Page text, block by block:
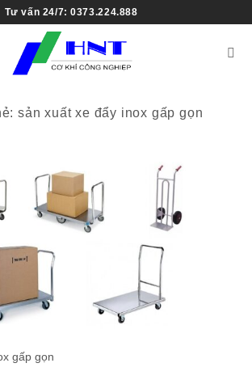
Tư vấn 24/7: 0373.224.888
sản xuất xe đẩy inox gấp gọn
gấp gọn